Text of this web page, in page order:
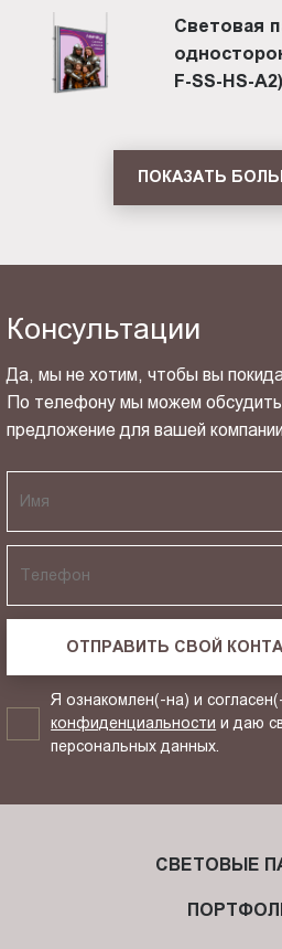
Световая
F-SS-HS-A2)
ПОКАЗАТЬ
Консультации
Да, мы не хотим, чтобы вы
По телефону мы можем обсудить
предложение для вашей
ОТПРАВИТЬ СВОЙ
Я ознакомлен(-на) и
конфиденциальности и даю
персональных данных.
СВЕТОВЫЕ